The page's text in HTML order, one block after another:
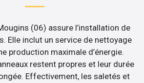
(06) assure l’installation de
Elle inclut un service de nettoyage
production maximale d’énergie.
restent propres et leur durée
Effectivement, les saletés et